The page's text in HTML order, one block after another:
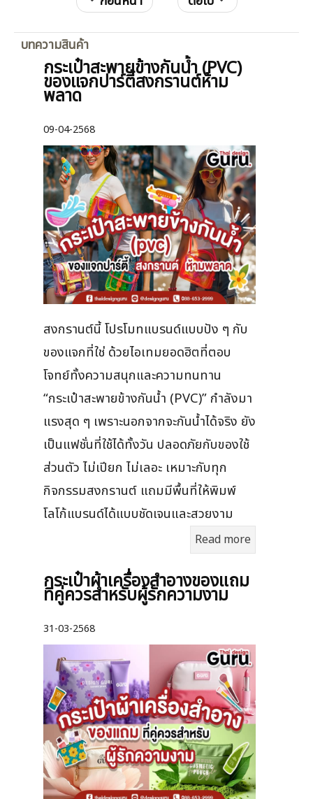
บทความสินค้า
กระเป๋าสะพายข้างกันน้ำ (PVC)
ของแจกปาร์ตี้สงกรานต์ห้าม
พลาด
09-04-2568
สงกรานต์นี้ โปรโมทแบรนด์แบบปัง ๆ กับ
ของแจกที่ใช่ ด้วยไอเทมยอดฮิตที่ตอบ
โจทย์ทั้งความสนุกและความทนทาน
“กระเป๋าสะพายข้างกันน้ำ (PVC)” กำลังมา
แรงสุด ๆ เพราะนอกจากจะกันน้ำได้จริง ยัง
เป็นแฟชั่นที่ใช้ได้ทั้งวัน ปลอดภัยกับของใช้
ส่วนตัว ไม่เปียก ไม่เลอะ เหมาะกับทุก
กิจกรรมสงกรานต์ แถมมีพื้นที่ให้พิมพ์
โลโก้แบรนด์ได้แบบชัดเจนและสวยงาม
Read more
กระเป๋าผ้าเครื่องสําอางของแถม
ที่คู่ควรสำหรับผู้รักความงาม
31-03-2568